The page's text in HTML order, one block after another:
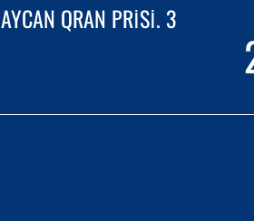
QRAN PRISI. 3